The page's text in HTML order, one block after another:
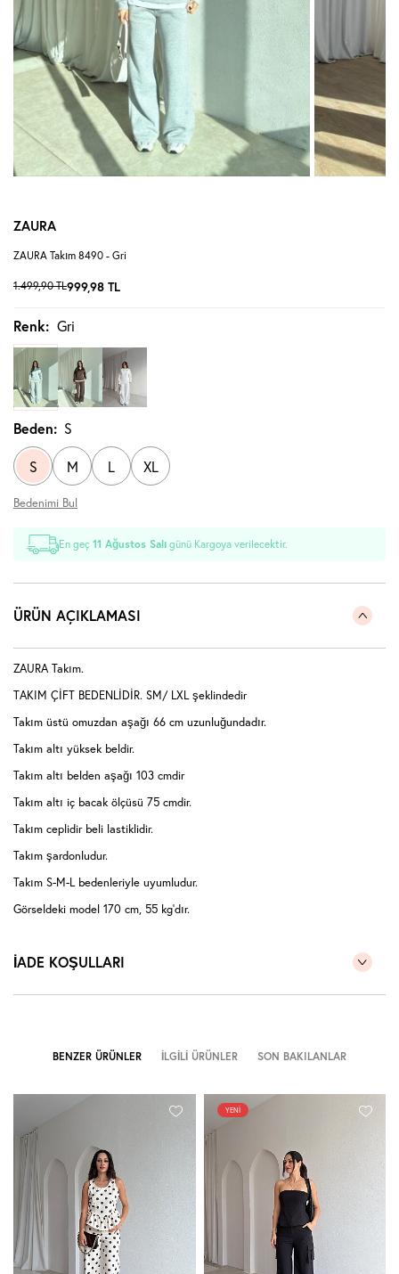
ZAURA
ZAURA Takım 8490 - Gri
1.499,90TL999,98 TL
Renk: Gri
Beden: S
S M L XL
Bedenimi Bul
En geç11 Ağustos Salı günü Kargoya verilecektir.
ÜRÜN AÇIKLAMASI
ZAURA Takım.
TAKIM ÇİFT BEDENLİDİR. SM/ LXL şeklindedir
Takım üstü omuzdan aşağı 66 cm uzunluğundadır.
Takım altı yüksek beldir.
Takım altı belden aşağı 103 cmdir
Takım altı iç bacak ölçüsü 75 cmdir.
Takım ceplidir beli lastiklidir.
Takım şardonludur.
Takım S-M-L bedenleriyle uyumludur.
Görseldeki model 170 cm, 55 kg'dır.
( Takım halinde satıştadır )
İADE KOŞULLARI
BENZER ÜRÜNLER İLGILI ÜRÜNLER SON BAKILANLAR
YENI